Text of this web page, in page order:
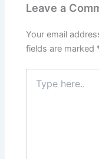
Leave a
Your email
fields are marked
here..